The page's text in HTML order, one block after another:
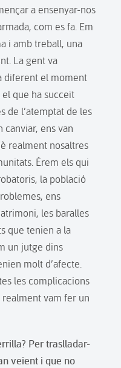
a ensenyar-nos
com es fa. Em
i amb treball, una
La gent va
diferent el moment
que ha succeït
de l’atemptat de les
canviar, ens van
realment nosaltres
Érem els qui
la població
ens
les baralles
que tenien a la
un jutge dins
molt d’afecte.
les complicacions
realment vam fer un
Per traslladar-
veient i que no